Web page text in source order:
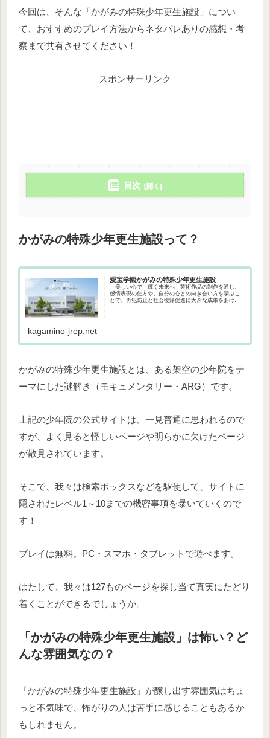
今回は、そんな「かがみの特殊少年更生施設」につい
て、おすすめのプレイ方法からネタバレありの感想・考
察まで共有させてください！
スポンサーリンク
目次
かがみの特殊少年更生施設って？
愛宝学園かがみの特殊少年更生施設
「美しい心で、輝く未来へ」芸術作品の制作を通じ、
感情表現の仕方や、自分の心との向き合い方を学ぶこ
とで、再犯防止と社会復帰促進に大きな成果をあげて
kagamino-jrep.net
かがみの特殊少年更生施設とは、ある架空の少年院をテ
ーマにした謎解き（モキュメンタリー・ARG）です。
上記の少年院の公式サイトは、一見普通に思われるので
すが、よく見ると怪しいページや明らかに欠けたページ
が散見されています。
そこで、我々は検索ボックスなどを駆使して、サイトに
隠されたレベル1～10までの機密事項を暴いていくので
す！
プレイは無料。PC・スマホ・タブレットで遊べます。
はたして、我々は127ものページを探し当て真実にたどり
着くことができるでしょうか。
「かがみの特殊少年更生施設」は怖い？ど
んな雰囲気なの？
「かがみの特殊少年更生施設」が醸し出す雰囲気はちょ
っと不気味で、怖がりの人は苦手に感じることもあるか
もしれません。